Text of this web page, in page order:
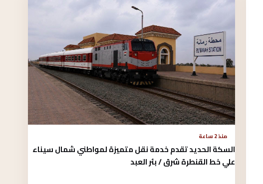
منذ 2 ساعة
السكة الحديد تقدم خدمة نقل متميزة لمواطني شمال سيناء
علي خط القنطرة شرق / بئر العبد